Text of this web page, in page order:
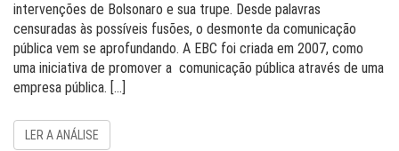
intervenções de Bolsonaro e sua trupe. Desde palavras
censuradas às possíveis fusões, o desmonte da comunicação
pública vem se aprofundando. A EBC foi criada em 2007, como
uma iniciativa de promover a comunicação pública através de uma
empresa pública. […]
LER A ANÁLISE